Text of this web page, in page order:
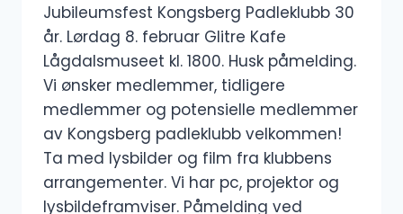
Jubileumsfest Kongsberg Padleklubb 30
år. Lørdag 8. februar Glitre Kafe
Lågdalsmuseet kl. 1800. Husk påmelding.
Vi ønsker medlemmer, tidligere
medlemmer og potensielle medlemmer
av Kongsberg padleklubb velkommen!
Ta med lysbilder og film fra klubbens
arrangementer. Vi har pc, projektor og
lysbildeframviser. Påmelding ved